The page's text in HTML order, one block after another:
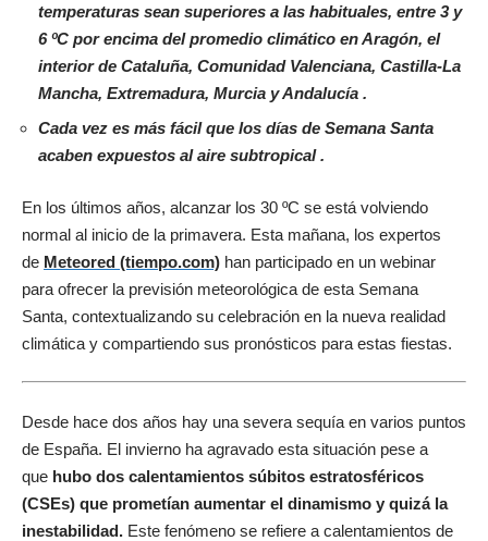
temperaturas sean superiores a las habituales, entre 3 y
6 ºC por encima del promedio climático en Aragón, el
interior de Cataluña, Comunidad Valenciana, Castilla-La
Mancha, Extremadura, Murcia y Andalucía .
Cada vez es más fácil que los días de Semana Santa
acaben expuestos al aire subtropical .
En los últimos años, alcanzar los 30 ºC se está volviendo
normal al inicio de la primavera. Esta mañana, los expertos
de Meteored (tiempo.com) han participado en un webinar
para ofrecer la previsión meteorológica de esta Semana
Santa, contextualizando su celebración en la nueva realidad
climática y compartiendo sus pronósticos para estas fiestas.
Desde hace dos años hay una severa sequía en varios puntos
de España. El invierno ha agravado esta situación pese a
que hubo dos calentamientos súbitos estratosféricos
(CSEs) que prometían aumentar el dinamismo y quizá la
inestabilidad. Este fenómeno se refiere a calentamientos de